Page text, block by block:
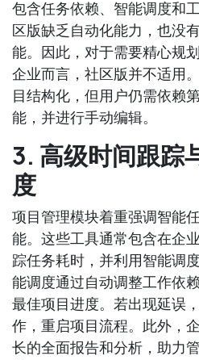
包含任务依赖、智能调度和
区版缺乏自动化能力，也没
能。因此，对于需要精心规
企业而言，社区版并不适用
目结构化，但用户仍需依赖
能，并进行手动编辑。
3. 高级时间跟踪
度
项目管理模块着重强调智能
能。这些工具通常包含在企
踪任务耗时，并利用智能调
能调度通过自动调整工作依
最佳项目进度。若出现延误
作，重启项目流程。此外，
长的全面报告和分析，助力